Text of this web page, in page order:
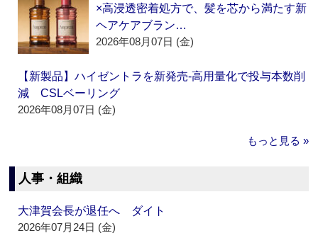
×高浸透密着処方で、髪を芯から満たす新
ヘアケアブラン…
2026年08月07日 (金)
【新製品】ハイゼントラを新発売‐高用量化で投与本数削
減 CSLベーリング
2026年08月07日 (金)
もっと見る »
人事・組織
大津賀会長が退任へ ダイト
2026年07月24日 (金)